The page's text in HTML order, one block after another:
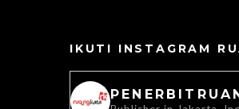
IKUTI INSTAGRAM